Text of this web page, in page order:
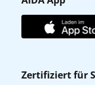
Affiliateprogramm
Verhaltens- &
AIDA Club
AIDA App
Zertifiziert für